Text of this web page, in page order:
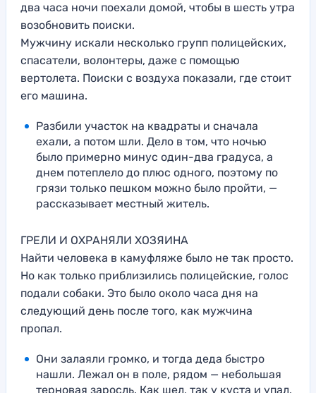
два часа ночи поехали домой, чтобы в шесть утра
возобновить поиски.
Мужчину искали несколько групп полицейских,
спасатели, волонтеры, даже с помощью
вертолета. Поиски с воздуха показали, где стоит
его машина.
Разбили участок на квадраты и сначала
ехали, а потом шли. Дело в том, что ночью
было примерно минус один-два градуса, а
днем потеплело до плюс одного, поэтому по
грязи только пешком можно было пройти, —
рассказывает местный житель.
ГРЕЛИ И ОХРАНЯЛИ ХОЗЯИНА
Найти человека в камуфляже было не так просто.
Но как только приблизились полицейские, голос
подали собаки. Это было около часа дня на
следующий день после того, как мужчина
пропал.
Они залаяли громко, и тогда деда быстро
нашли. Лежал он в поле, рядом — небольшая
терновая заросль. Как шел, так у куста и упал.